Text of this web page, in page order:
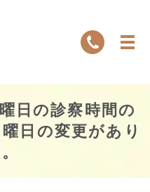
日の診察時間の
日の変更があり